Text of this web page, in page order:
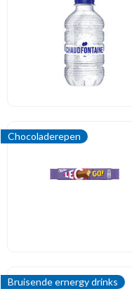
Chocoladerepen
Bruisende ernergy drinks